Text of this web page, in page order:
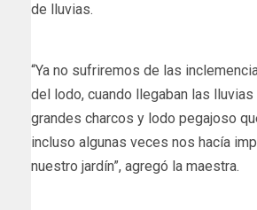
de lluvias.
“Ya no sufriremos de las
del lodo, cuando llegaban las
grandes charcos y lodo pegajoso
incluso algunas veces nos hacía
nuestro jardín”, agregó la maestra.